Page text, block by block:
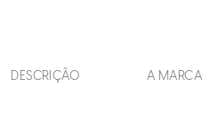
DESCRIÇÃO A MARCA